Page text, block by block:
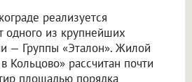
реализуется
одного из крупнейших
— Группы «Эталон». Жилой
Кольцово» рассчитан почти
площадью порядка